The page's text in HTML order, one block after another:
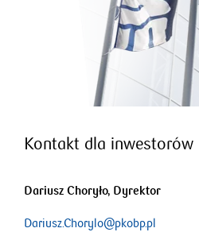
Kontakt dla inwestorów
Dariusz Choryło, Dyrektor
Dariusz.Chorylo@pkobp.pl